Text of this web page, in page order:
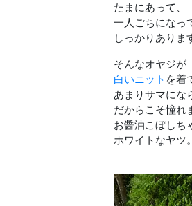
たまにあって、
一人ごちになっ
しっかりありま
そんなオヤジが
白いニット を着
あまりサマにな
だからこそ憧れ
お醤油こぼしち
ホワイトなヤツ。